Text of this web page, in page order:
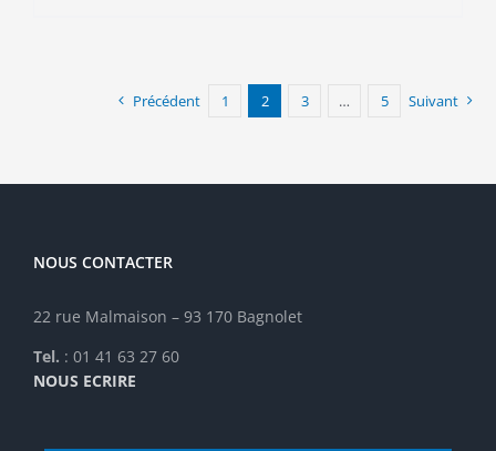
Précédent 1 2 3 … 5 Suivant
NOUS CONTACTER
22 rue Malmaison – 93 170 Bagnolet
Tel. : 01 41 63 27 60
NOUS ECRIRE